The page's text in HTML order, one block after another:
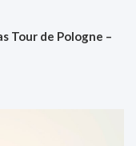
Tour de Pologne –